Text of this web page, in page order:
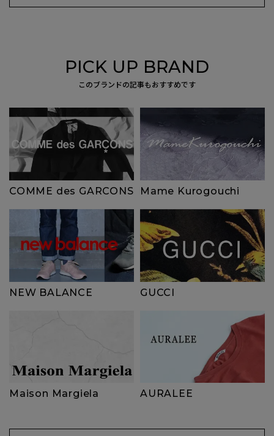
PICK UP BRAND
このブランドの記事もおすすめです
COMME des GARCONS Mame Kurogouchi
NEW BALANCE GUCCI
Maison Margiela AURALEE